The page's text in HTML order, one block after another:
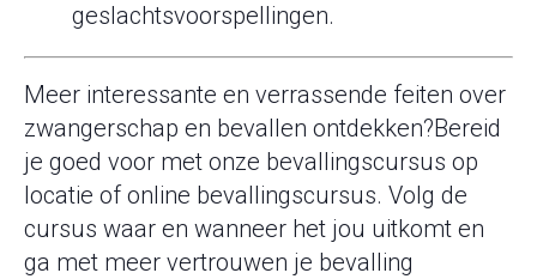
geslachtsvoorspellingen.
Meer interessante en verrassende feiten over
zwangerschap en bevallen ontdekken?Bereid
je goed voor met onze bevallingscursus op
locatie of online bevallingscursus. Volg de
cursus waar en wanneer het jou uitkomt en
ga met meer vertrouwen je bevalling